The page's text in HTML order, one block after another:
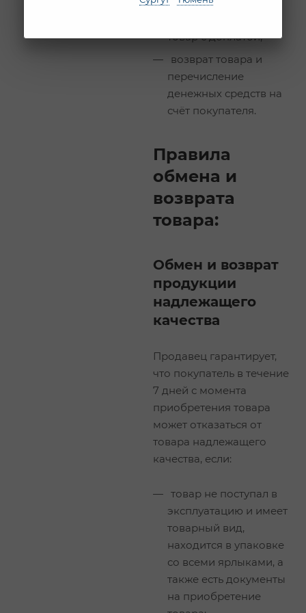
товар с доплатой;
возврат товара и
перечисление
денежных средств на
счёт покупателя.
Правила
обмена и
возврата
товара:
Обмен и возврат
продукции
надлежащего
качества
Продавец гарантирует,
что покупатель в течение
7 дней с момента
приобретения товара
может отказаться от
товара надлежащего
качества, если:
товар не поступал в
эксплуатацию и имеет
товарный вид,
находится в упаковке
со всеми ярлыками, а
также есть документы
на приобретение